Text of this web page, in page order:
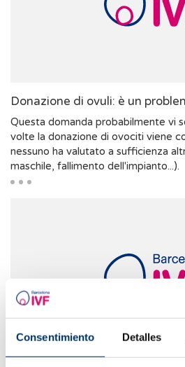
Consentimiento Detalles
Donazione di ovuli: è un
Questa domanda probabilmente vi
volte la donazione di ovociti viene
nessuno ha valutato a sufficienza
maschile, fallimento dell'impianto...).